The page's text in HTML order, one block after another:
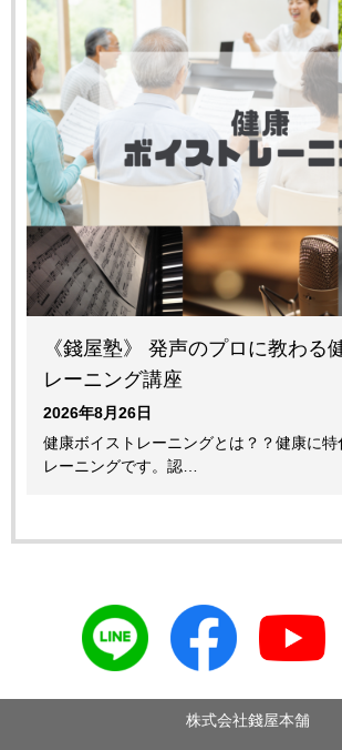
《錢屋塾》 発声のプロに教わる
レーニング講座
2026年8月26日
健康ボイストレーニングとは？？健康に特
レーニングです。認…
株式会社錢屋本舗